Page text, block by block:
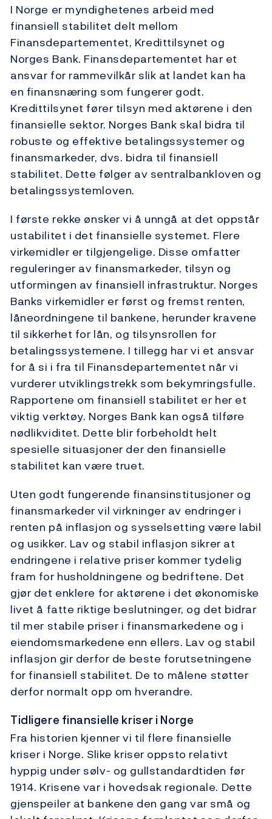
I Norge er myndighetenes arbeid med
finansiell stabilitet delt mellom
Finansdepartementet, Kredittilsynet og
Norges Bank. Finansdepartementet har et
ansvar for rammevilkår slik at landet kan ha
en finansnæring som fungerer godt.
Kredittilsynet fører tilsyn med aktørene i den
finansielle sektor. Norges Bank skal bidra til
robuste og effektive betalingssystemer og
finansmarkeder, dvs. bidra til finansiell
stabilitet. Dette følger av sentralbankloven og
betalingssystemloven.
I første rekke ønsker vi å unngå at det oppstår
ustabilitet i det finansielle systemet. Flere
virkemidler er tilgjengelige. Disse omfatter
reguleringer av finansmarkeder, tilsyn og
utformingen av finansiell infrastruktur. Norges
Banks virkemidler er først og fremst renten,
låneordningene til bankene, herunder kravene
til sikkerhet for lån, og tilsynsrollen for
betalingssystemene. I tillegg har vi et ansvar
for å si i fra til Finansdepartementet når vi
vurderer utviklingstrekk som bekymringsfulle.
Rapportene om finansiell stabilitet er her et
viktig verktøy. Norges Bank kan også tilføre
nødlikviditet. Dette blir forbeholdt helt
spesielle situasjoner der den finansielle
stabilitet kan være truet.
Uten godt fungerende finansinstitusjoner og
finansmarkeder vil virkninger av endringer i
renten på inflasjon og sysselsetting være labil
og usikker. Lav og stabil inflasjon sikrer at
endringene i relative priser kommer tydelig
fram for husholdningene og bedriftene. Det
gjør det enklere for aktørene i det økonomiske
livet å fatte riktige beslutninger, og det bidrar
til mer stabile priser i finansmarkedene og i
eiendomsmarkedene enn ellers. Lav og stabil
inflasjon gir derfor de beste forutsetningene
for finansiell stabilitet. De to målene støtter
derfor normalt opp om hverandre.
Tidligere finansielle kriser i Norge
Fra historien kjenner vi til flere finansielle
kriser i Norge. Slike kriser oppsto relativt
hyppig under sølv- og gullstandardtiden før
1914. Krisene var i hovedsak regionale. Dette
gjenspeiler at bankene den gang var små og